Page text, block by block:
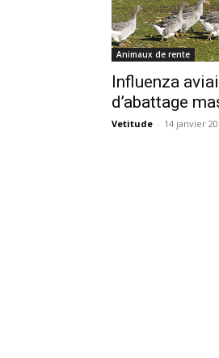
Animaux de rente
Influenza
d’abattage
Vetitude - 14 janvier